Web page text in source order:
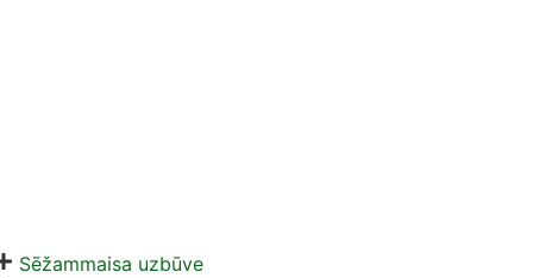
Sēžammaisa uzbūve